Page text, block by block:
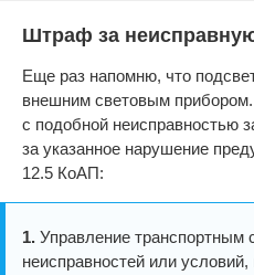
Штраф за
Еще раз напомню, что
внешним световым
с подобной неисправностью
за указанное нарушение
12.5 КоАП:
1. Управление транспортным
неисправностей или